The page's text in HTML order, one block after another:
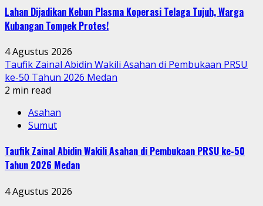
Lahan Dijadikan Kebun Plasma Koperasi Telaga Tujuh, Warga
Kubangan Tompek Protes!
4 Agustus 2026
Taufik Zainal Abidin Wakili Asahan di Pembukaan PRSU
ke-50 Tahun 2026 Medan
2 min read
Asahan
Sumut
Taufik Zainal Abidin Wakili Asahan di Pembukaan PRSU ke-50
Tahun 2026 Medan
4 Agustus 2026